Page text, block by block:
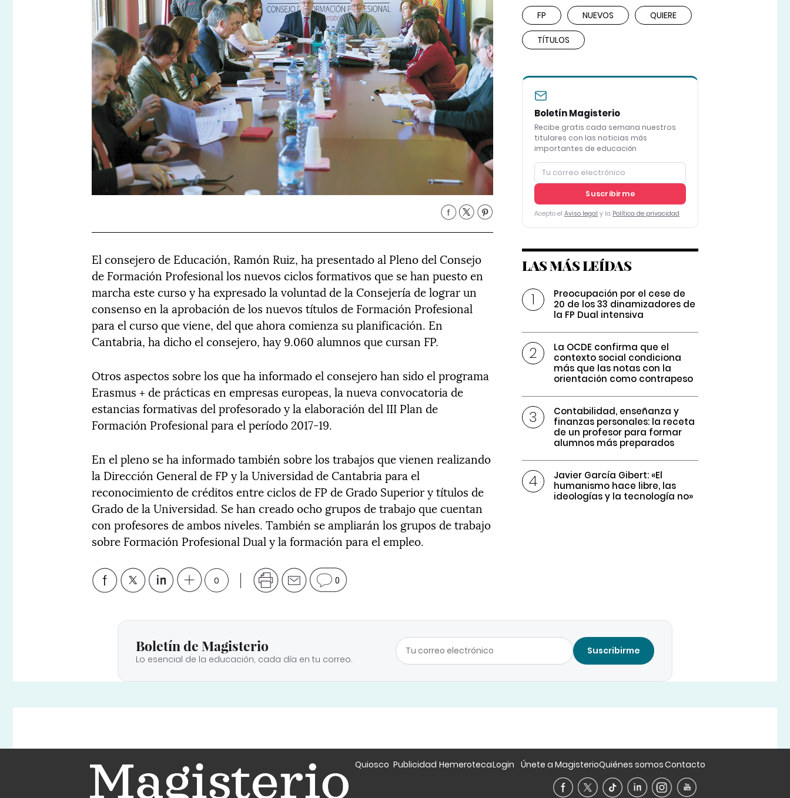
El consejero de Educación, Ramón Ruiz, ha presentado al Pleno del Consejo
de Formación Profesional los nuevos ciclos formativos que se han puesto en
marcha este curso y ha expresado la voluntad de la Consejería de lograr un
consenso en la aprobación de los nuevos títulos de Formación Profesional
para el curso que viene, del que ahora comienza su planificación. En
Cantabria, ha dicho el consejero, hay 9.060 alumnos que cursan FP.
Otros aspectos sobre los que ha informado el consejero han sido el programa
Erasmus + de prácticas en empresas europeas, la nueva convocatoria de
estancias formativas del profesorado y la elaboración del III Plan de
Formación Profesional para el período 2017-19.
En el pleno se ha informado también sobre los trabajos que vienen realizando
la Dirección General de FP y la Universidad de Cantabria para el
reconocimiento de créditos entre ciclos de FP de Grado Superior y títulos de
Grado de la Universidad. Se han creado ocho grupos de trabajo que cuentan
con profesores de ambos niveles. También se ampliarán los grupos de trabajo
sobre Formación Profesional Dual y la formación para el empleo.
0 0
FP NUEVOS QUIERE
TÍTULOS
Boletín Magisterio
Recibe gratis cada semana nuestros
titulares con las noticias más
importantes de educación
Suscribirme
Acepto el Aviso legal y la Política de privacidad
LAS MÁS LEÍDAS
Preocupación por el cese de
20 de los 33 dinamizadores de
la FP Dual intensiva
La OCDE confirma que el
contexto social condiciona
más que las notas con la
orientación como contrapeso
Contabilidad, enseñanza y
finanzas personales: la receta
de un profesor para formar
alumnos más preparados
Javier García Gibert: «El
humanismo hace libre, las
ideologías y la tecnología no»
Boletín de Magisterio
Lo esencial de la educación, cada día en tu correo.
Suscribirme
Quiosco Publicidad HemerotecaLogin Únete a MagisterioQuiénes somosContacto